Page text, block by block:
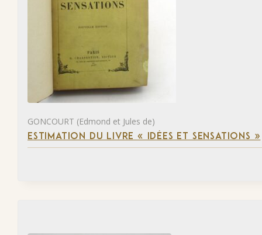
GONCOURT (Edmond et Jules de)
ESTIMATION DU LIVRE « IDÉES ET SENSATIONS »